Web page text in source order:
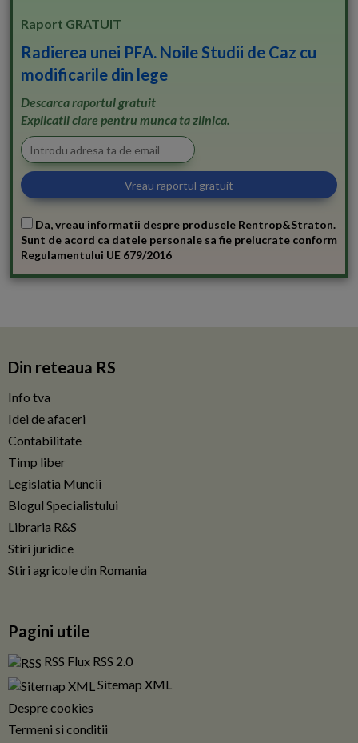
Raport GRATUIT
Radierea unei PFA. Noile Studii de Caz cu
modificarile din lege
Descarca raportul gratuit
Explicatii clare pentru munca ta zilnica.
Da, vreau informatii despre produsele Rentrop&Straton.
Sunt de acord ca datele personale sa fie prelucrate conform
Regulamentului UE 679/2016
Din reteaua RS
Info tva
Idei de afaceri
Contabilitate
Timp liber
Legislatia Muncii
Blogul Specialistului
Libraria R&S
Stiri juridice
Stiri agricole din Romania
Pagini utile
RSS Flux RSS 2.0
Sitemap XML
Despre cookies
Termeni si conditii